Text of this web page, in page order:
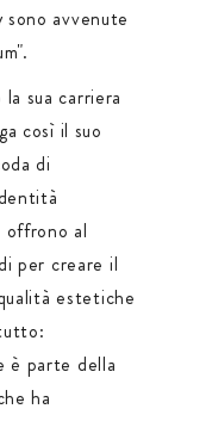
sono avvenute
sua carriera
così il suo
di
al
per creare il
estetiche
è parte della
ha